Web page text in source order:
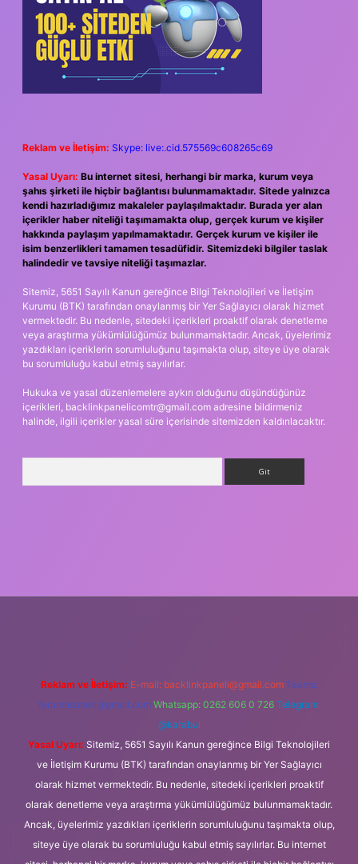
Reklam ve İletişim: Skype: live:.cid.575569c608265c69
Yasal Uyarı: Bu internet sitesi, herhangi bir marka, kurum veya
şahıs şirketi ile hiçbir bağlantısı bulunmamaktadır. Sitede yalnızca
kendi hazırladığımız makaleler paylaşılmaktadır. Burada yer alan
içerikler haber niteliği taşımamakta olup, gerçek kurum ve kişiler
hakkında paylaşım yapılmamaktadır. Gerçek kurum ve kişiler ile
isim benzerlikleri tamamen tesadüfidir. Sitemizdeki bilgiler taslak
halindedir ve tavsiye niteliği taşımazlar.
Sitemiz, 5651 Sayılı Kanun gereğince Bilgi Teknolojileri ve İletişim
Kurumu (BTK) tarafından onaylanmış bir Yer Sağlayıcı olarak hizmet
vermektedir. Bu nedenle, sitedeki içerikleri proaktif olarak denetleme
veya araştırma yükümlülüğümüz bulunmamaktadır. Ancak, üyelerimiz
yazdıkları içeriklerin sorumluluğunu taşımakta olup, siteye üye olarak
bu sorumluluğu kabul etmiş sayılırlar.
Hukuka ve yasal düzenlemelere aykırı olduğunu düşündüğünüz
içerikleri, backlinkpanelicomtr@gmail.com adresine bildirmeniz
halinde, ilgili içerikler yasal süre içerisinde sitemizden kaldırılacaktır.
Reklam ve İletişim: E-mail: backlinkpaneli@gmail.com Teams:
forumhizmeti@gmail.com Whatsapp: 0262 606 0 726 Telegram:
@karabul
Yasal Uyarı: Sitemiz, 5651 Sayılı Kanun gereğince Bilgi Teknolojileri
ve İletişim Kurumu (BTK) tarafından onaylanmış bir Yer Sağlayıcı
olarak hizmet vermektedir. Bu nedenle, sitedeki içerikleri proaktif
olarak denetleme veya araştırma yükümlülüğümüz bulunmamaktadır.
Ancak, üyelerimiz yazdıkları içeriklerin sorumluluğunu taşımakta olup,
siteye üye olarak bu sorumluluğu kabul etmiş sayılırlar. Bu internet